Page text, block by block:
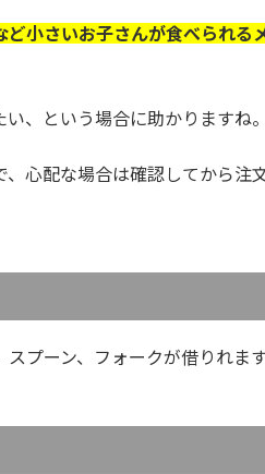
小さいお子さんが食べられる
、という場合に助かりますね。
心配な場合は確認してから注
プーン、フォークが借りれます